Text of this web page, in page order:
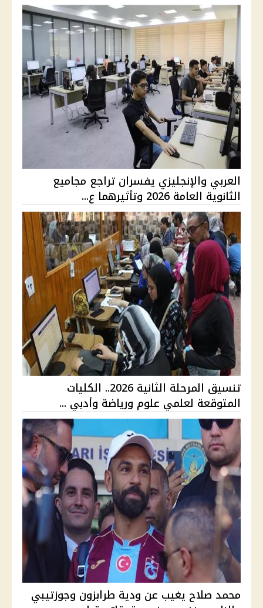
العربي والإنجليزي يفسران تراجع مجاميع
الثانوية العامة 2026 وتأثيرهما ع...
تنسيق المرحلة الثانية 2026.. الكليات
المتوقعة لعلمي علوم ورياضة وأدبي ...
محمد صلاح يغيب عن ودية طرابزون وجوزتيبي